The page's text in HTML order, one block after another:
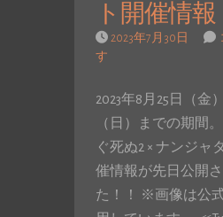
ト開催情報
2023年7月30日
す
2023年8月25日（金
（日）までの期間
ぐ死ぬ2 × ナンジャ
催情報が先日公開
た！！ ※画像は公